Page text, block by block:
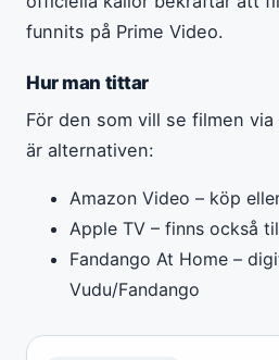
funnits på Prime Video.
Hur man tittar
För den som vill se filmen
är alternativen:
Amazon Video – köp
Apple TV – finns också
Fandango At Home –
Vudu/Fandango